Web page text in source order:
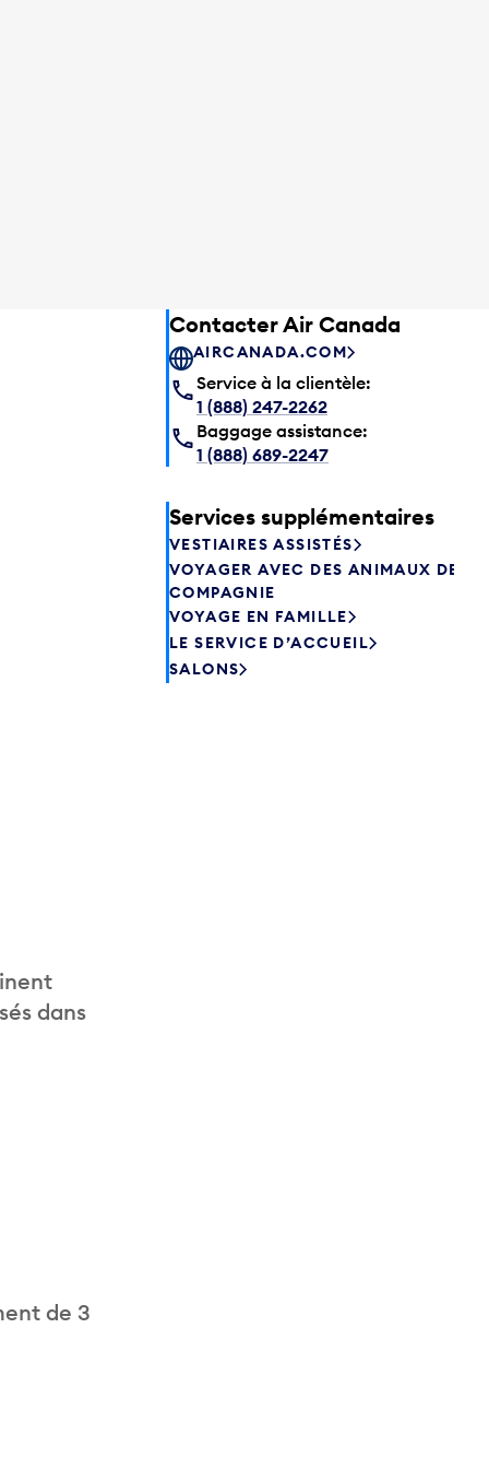
dans
de 3
Contacter Air Canada
AIRCANADA.COM
Service à la clientèle:
1 (888) 247-2262
Baggage assistance:
1 (888) 689-2247
Services supplémentaires
VESTIAIRES ASSISTÉS
VOYAGER AVEC DES ANIMAUX DE
COMPAGNIE
VOYAGE EN FAMILLE
LE SERVICE D’ACCUEIL
SALONS